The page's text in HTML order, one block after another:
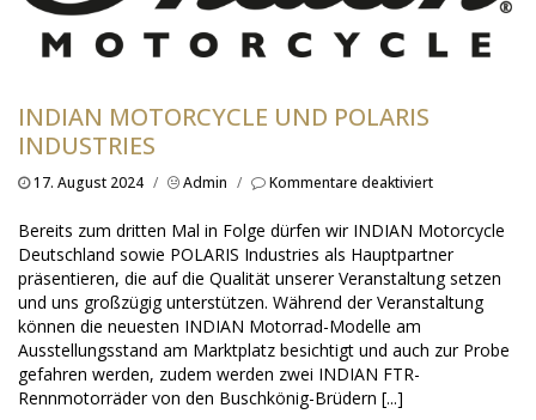
INDIAN MOTORCYCLE UND POLARIS
INDUSTRIES
17. August 2024 / Admin / Kommentare deaktiviertfür
Motorcycle
und
POLARIS
Industries
Bereits zum dritten Mal in Folge dürfen wir INDIAN Motorcycle
Deutschland sowie POLARIS Industries als Hauptpartner
präsentieren, die auf die Qualität unserer Veranstaltung setzen
und uns großzügig unterstützen. Während der Veranstaltung
können die neuesten INDIAN Motorrad-Modelle am
Ausstellungsstand am Marktplatz besichtigt und auch zur Probe
gefahren werden, zudem werden zwei INDIAN FTR-
Rennmotorräder von den Buschkönig-Brüdern [...]